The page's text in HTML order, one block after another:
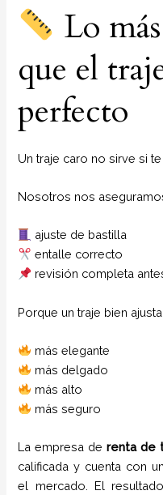
Lo
que el
perfecto
Un traje caro no sirve si
Nosotros nos
ajuste de bastilla
entalle correcto
revisión completa
Porque un traje bien
más elegante
más delgado
más alto
más seguro
La empresa derenta de
calificada y cuenta con
el mercado. El